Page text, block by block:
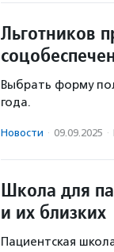
Льготников
Выбрать форму
года.
Новости · 09.09.2025 ·
Школа для
и их близких
Пациентская